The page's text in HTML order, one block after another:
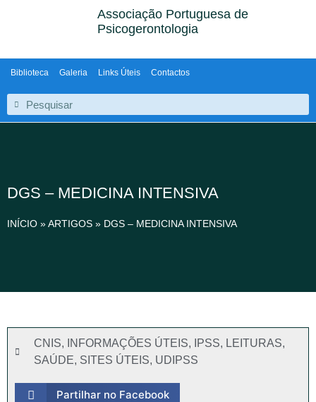
Associação Portuguesa de
Psicogerontologia
Biblioteca Galeria Links Úteis Contactos
DGS – MEDICINA INTENSIVA
INÍCIO »ARTIGOS » DGS – MEDICINA INTENSIVA
CNIS, INFORMAÇÕES ÚTEIS, IPSS, LEITURAS,
SAÚDE, SITES ÚTEIS, UDIPSS
Partilhar no Facebook